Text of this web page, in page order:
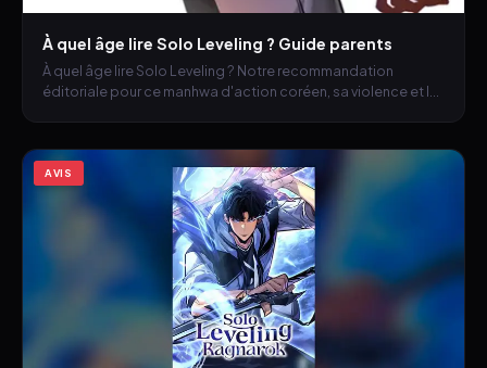
À quel âge lire Solo Leveling ? Guide parents
À quel âge lire Solo Leveling ? Notre recommandation
éditoriale pour ce manhwa d'action coréen, sa violence et le
AVIS